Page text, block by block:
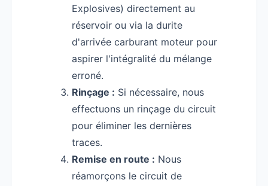
Explosives) directement au
réservoir ou via la durite
d'arrivée carburant moteur pour
aspirer l'intégralité du mélange
erroné.
Rinçage : Si nécessaire, nous
effectuons un rinçage du circuit
pour éliminer les dernières
traces.
Remise en route : Nous
réamorçons le circuit de